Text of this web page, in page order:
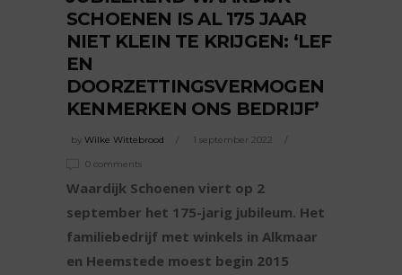
SCHOENEN IS AL 175 JAAR
NIET KLEIN TE KRIJGEN: ‘LEF
EN
DOORZETTINGSVERMOGEN
KENMERKEN ONS BEDRIJF’
by Wilke Wittebrood 1 september 2022
0 comments
Waardijk Schoenen viert op 2
september het 175-jarig jubileum. Het
familiebedrijf met winkels in Alkmaar
en Heemstede moest begin 2015